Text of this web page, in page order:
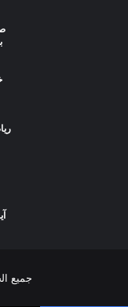
جميع